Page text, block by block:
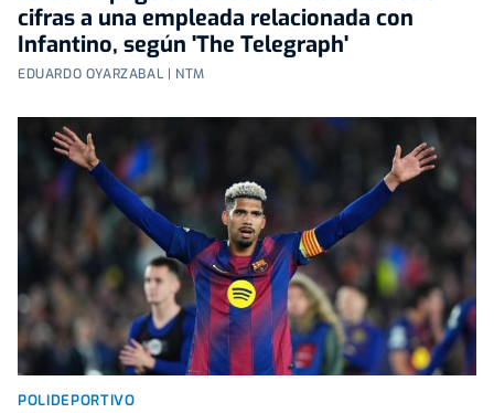
cifras a una empleada relacionada con
Infantino, según 'The Telegraph'
EDUARDO OYARZABAL | NTM
POLIDEPORTIVO